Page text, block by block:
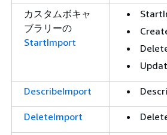
カスタムボキャ
ブラリーの
StartImport
DescribeImport
DeleteImport